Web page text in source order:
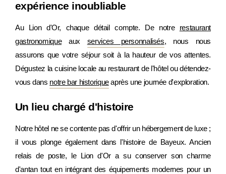
expérience inoubliable
Au Lion d'Or, chaque détail compte. De notre restaurant
gastronomiqueaux services personnalisés, nous nous
assurons que votre séjour soit à la hauteur de vos attentes.
Dégustez la cuisine locale au restaurant de l'hôtel ou détendez-
vous dans notre bar historiqueaprès une journée d'exploration.
Un lieu chargé d'histoire
Notre hôtel ne se contente pas d'offrir un hébergement de luxe ;
il vous plonge également dans l'histoire de Bayeux. Ancien
relais de poste, le Lion d'Or a su conserver son charme
d'antan tout en intégrant des équipements modernes pour un